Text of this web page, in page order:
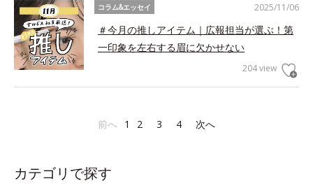
2025/11/06
コラム&エッセイ
＃今月の推しアイテム｜広報担当が選ぶ！第
一印象を左右する眉に欠かせない
204 view
前へ 1 2 3 4 次へ
カテゴリで探す